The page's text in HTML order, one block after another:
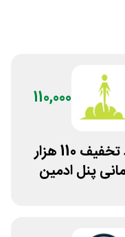
110,000
کد تخفیف 110 هزار
پنل ادمین